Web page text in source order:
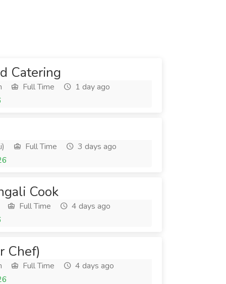
Catering
Full Time
1 day ago
Full Time
3 days ago
Cook
Full Time
4 days ago
Chef)
Full Time
4 days ago